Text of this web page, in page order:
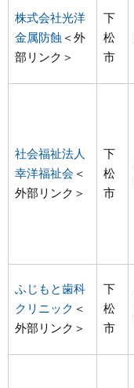
株式会社光洋
金属防蝕 ＜外
部リンク＞
下
松
市
社会福祉法人
幸洋福祉会 ＜
外部リンク＞
下
松
市
ふじもと歯科
クリニック ＜
外部リンク＞
下
松
市